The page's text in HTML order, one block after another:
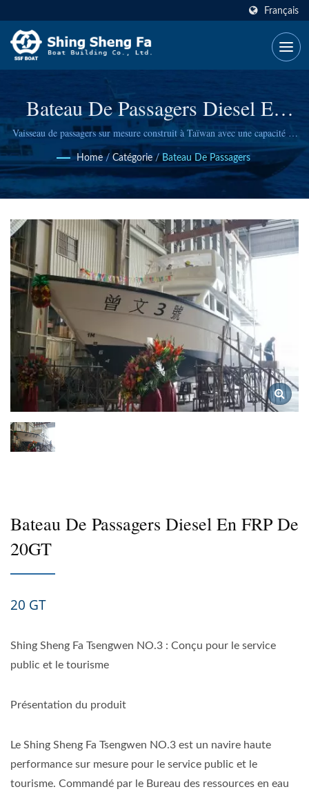
Français
Bateau De Passagers Diesel En
FRP De 20GT – Tsengwen NO.3
Par Shing Sheng Fa
Vaisseau de passagers sur mesure construit à Taïwan avec une capacité de
42 sièges, stabilité monocoque et moteur diesel écologique de niveau 3
pour les opérations gouvernementales, touristiques et de ferry.
Home / Catégorie / Bateau De Passagers
Bateau De Passagers Diesel En FRP De
20GT
20 GT
Shing Sheng Fa Tsengwen NO.3 : Conçu pour le service
public et le tourisme
Présentation du produit
Le Shing Sheng Fa Tsengwen NO.3 est un navire haute
performance sur mesure pour le service public et le
tourisme. Commandé par le Bureau des ressources en eau